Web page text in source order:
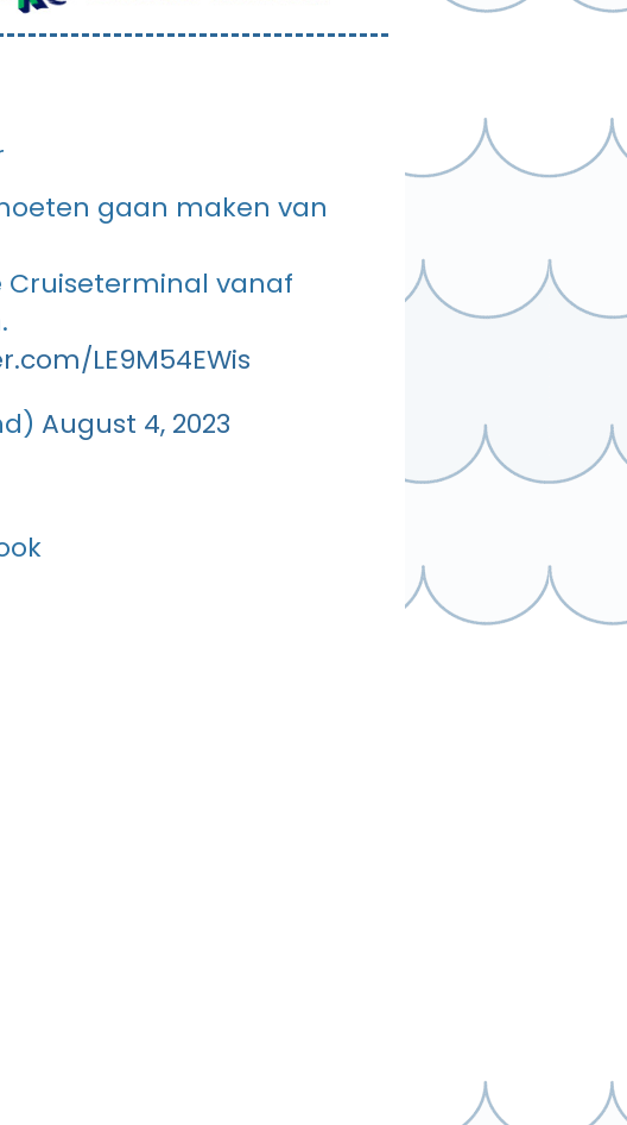
gaan maken van
Cruiseterminal vanaf
LE9M54EWis
August 4, 2023